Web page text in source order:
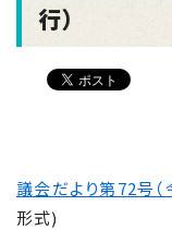
行）
議会だより第72号
形式)